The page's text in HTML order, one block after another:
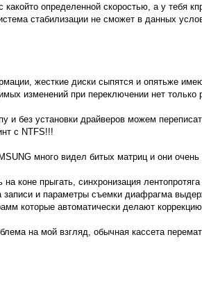
определенной скоростью, а у тебя
стабилизации не сможет в данных
жесткие диски сыпятся и опятьже
изменений при переключении нет только
и без установки драйверов можем
с NTFS!!!
много видел битых матриц и они
коне прыгать, синхронизация
и параметры съемки диафрагма
которые автоматически делают коррекцию
на мой взгляд, обычная кассета